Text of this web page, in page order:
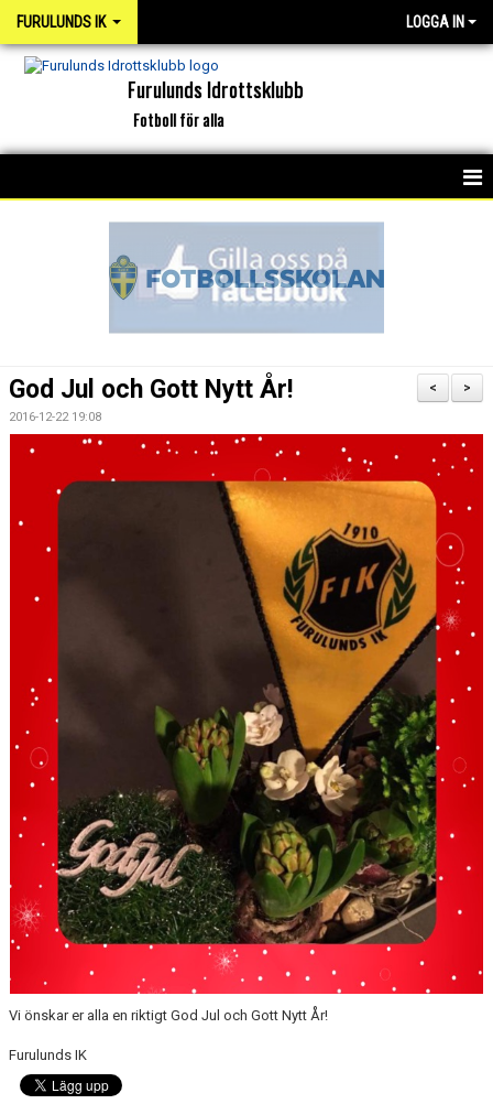
FURULUNDS IK LOGGA IN
Furulunds Idrottsklubb
Fotboll för alla
INTERKAPTEN
FOTBOLL
MEDLEM
SPONSRING & ANNONSPLATSER
KALENDER
DOKUMENT
FACEBOOK
INSTAGRAM
>
<
God Jul och Gott Nytt År!
2016-12-22 19:08
Vi önskar er alla en riktigt God Jul och Gott Nytt År!
Furulunds IK